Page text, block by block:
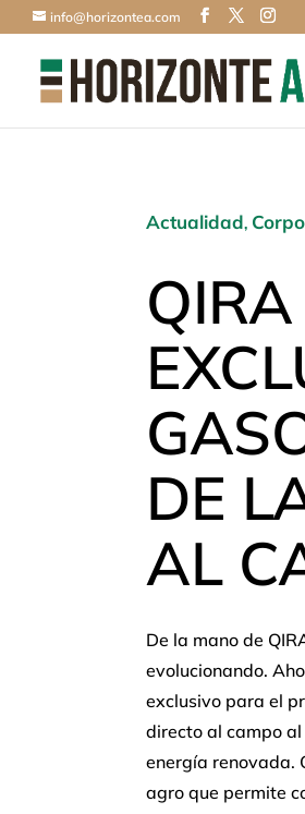
info@horizontea.com
Actualidad,
QIRA
DE
AL
De la mano de
evolucionando.
exclusivo para el
directo al campo
energía renovada.
agro que permite